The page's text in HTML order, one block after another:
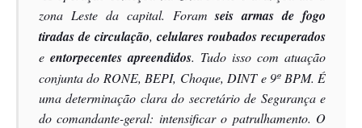
zona Leste da capital. Foramseis armas de fogo
tiradas de circulação, celulares roubados recuperados
e entorpecentes apreendidos. Tudo isso com atuação
conjunta do RONE, BEPI, Choque, DINT e 9º BPM. É
uma determinação clara do secretário de Segurança e
do comandante-geral: intensificar o patrulhamento. O